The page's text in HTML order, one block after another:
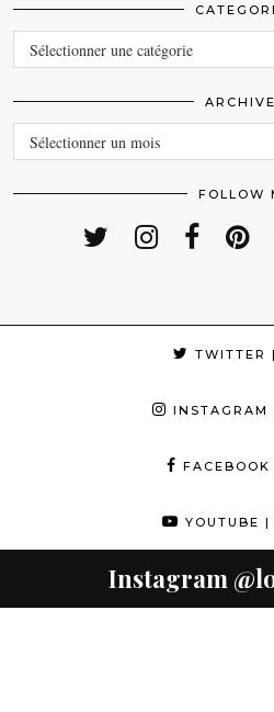
CATEGORIES
ARCHIVES
FOLLOW
TWITTER
INSTAGRAM
FACEBOOK
YOUTUBE |
Instagram